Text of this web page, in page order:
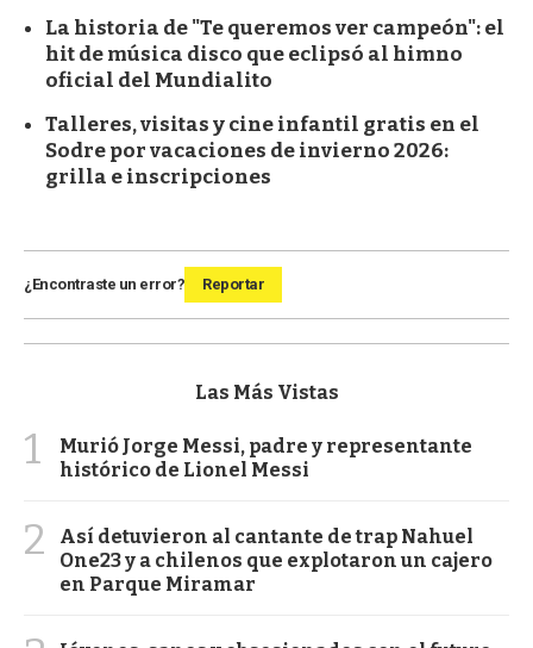
La historia de "Te queremos ver campeón": el
hit de música disco que eclipsó al himno
oficial del Mundialito
Talleres, visitas y cine infantil gratis en el
Sodre por vacaciones de invierno 2026:
grilla e inscripciones
¿Encontraste un error? Reportar
Las Más Vistas
1
Murió Jorge Messi, padre y representante
histórico de Lionel Messi
2
Así detuvieron al cantante de trap Nahuel
One23 y a chilenos que explotaron un cajero
en Parque Miramar